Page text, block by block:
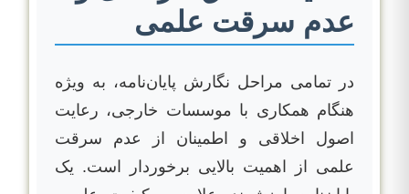
عدم سرقت علمی
در تمامی مراحل نگارش پایان‌نامه، به ویژه
هنگام همکاری با موسسات خارجی، رعایت
اصول اخلاقی و اطمینان از عدم سرقت
علمی از اهمیت بالایی برخوردار است. یک